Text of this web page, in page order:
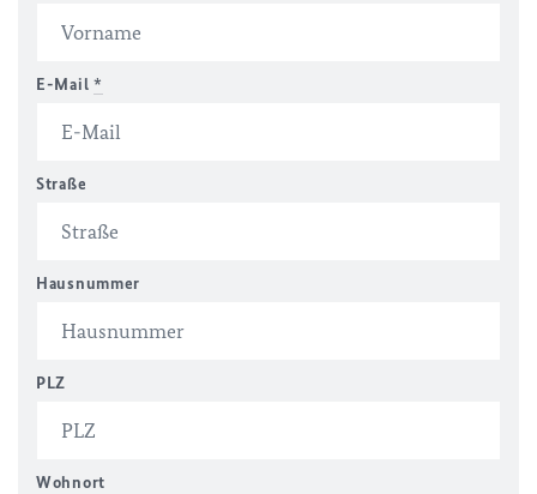
E-Mail *
Straße
Hausnummer
PLZ
Wohnort